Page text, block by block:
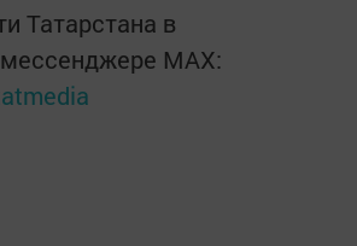
Татарстана в
MАХ: